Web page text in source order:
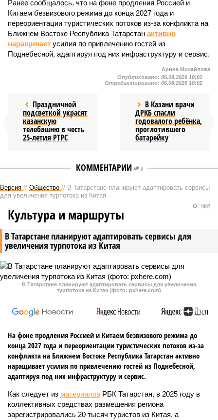
Ранее сообщалось, что на фоне продления Россией и
Китаем безвизового режима до конца 2027 года и
переориентации туристических потоков из-за конфликта на
Ближнем Востоке Республика Татарстан активно
наращивает усилия по привлечению гостей из
Поднебесной, адаптируя под них инфраструктуру и сервис.
Арина Михайлова
Опубликовано: 06.08.2026 10:02
Отредактировано: 06.08.2026 10:02
Праздничной
подсветкой украсят
казанскую
телебашню в честь
25-летия РТРС
В Казани врачи
ДРКБ спасли
годовалого ребёнка,
проглотившего
батарейку
КОММЕНТАРИИ 0
Версия // Общество // В Татарстане планируют адаптировать сервисы
для увеличения турпотока из Китая
В Татарстане планируют адаптировать сервисы для
увеличения турпотока из Китая
1407
Культура и маршруты
В Татарстане планируют адаптировать сервисы для увеличения
турпотока из Китая (фото: pxhere.com)
На фоне продления Россией и Китаем безвизового режима до
конца 2027 года и переориентации туристических потоков из-за
конфликта на Ближнем Востоке Республика Татарстан активно
наращивает усилия по привлечению гостей из Поднебесной,
адаптируя под них инфраструктуру и сервис.
Как следует из материалов РБК Татарстан, в 2025 году в
коллективных средствах размещения региона
зарегистрировались 20 тысяч туристов из Китая, а